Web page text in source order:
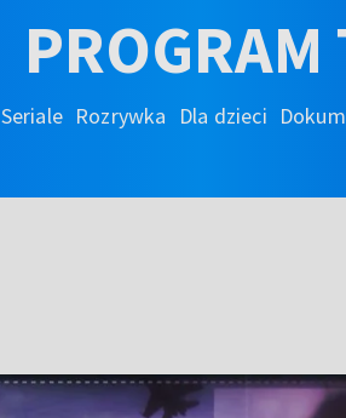
PROGRAM
Seriale Rozrywka Dla dzieci